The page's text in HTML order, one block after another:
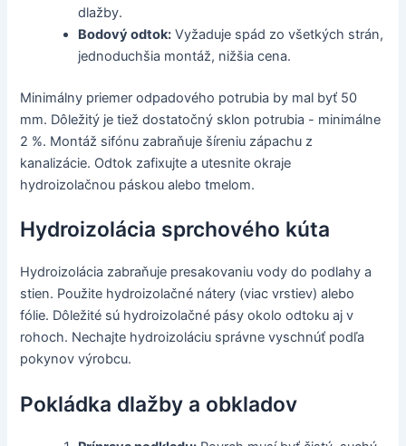
dlažby.
Bodový odtok: Vyžaduje spád zo všetkých strán,
jednoduchšia montáž, nižšia cena.
Minimálny priemer odpadového potrubia by mal byť 50
mm. Dôležitý je tiež dostatočný sklon potrubia - minimálne
2 %. Montáž sifónu zabraňuje šíreniu zápachu z
kanalizácie. Odtok zafixujte a utesnite okraje
hydroizolačnou páskou alebo tmelom.
Hydroizolácia sprchového kúta
Hydroizolácia zabraňuje presakovaniu vody do podlahy a
stien. Použite hydroizolačné nátery (viac vrstiev) alebo
fólie. Dôležité sú hydroizolačné pásy okolo odtoku aj v
rohoch. Nechajte hydroizoláciu správne vyschnúť podľa
pokynov výrobcu.
Pokládka dlažby a obkladov